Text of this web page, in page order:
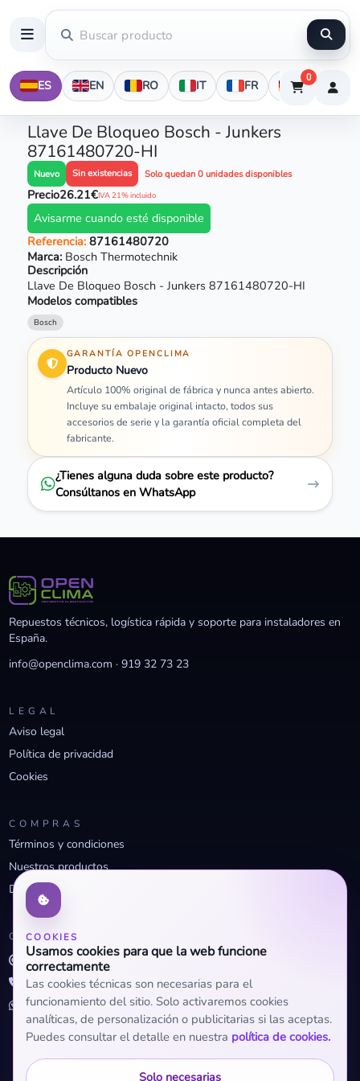
ES EN RO IT FR DE
0
Llave De Bloqueo Bosch - Junkers
87161480720-HI
Nuevo Sin existencias Solo quedan 0 unidades disponibles
Precio26.21€IVA 21% incluido
Avisarme cuando esté disponible
Referencia:87161480720
Marca: Bosch Thermotechnik
Descripción
Llave De Bloqueo Bosch - Junkers 87161480720-HI
Modelos compatibles
Bosch
GARANTÍA OPENCLIMA
Producto Nuevo
Artículo 100% original de fábrica y nunca antes abierto.
Incluye su embalaje original intacto, todos sus
accesorios de serie y la garantía oficial completa del
fabricante.
¿Tienes alguna duda sobre este producto?
Consúltanos en WhatsApp
COOKIES
Usamos cookies para que la web funcione
correctamente
Las cookies técnicas son necesarias para el
funcionamiento del sitio. Solo activaremos cookies
analíticas, de personalización o publicitarias si las aceptas.
Puedes consultar el detalle en nuestra política de cookies.
Solo necesarias
Repuestos técnicos, logística rápida y soporte para instaladores en
España.
info@openclima.com ·919 32 73 23
LEGAL
Aviso legal
Política de privacidad
Cookies
COMPRAS
Términos y condiciones
Nuestros productos
Descuentos profesionales
CONTACTO
info@openclima.com
919 32 73 23
+34 623 56 04 93 (WhatsApp)